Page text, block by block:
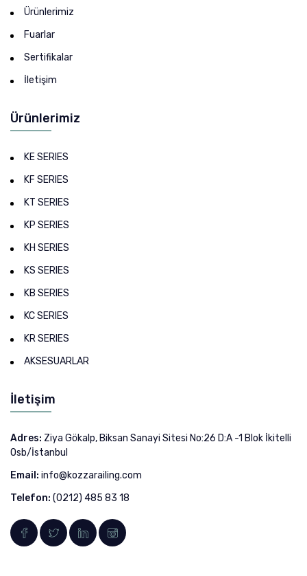
Ürünlerimiz
Fuarlar
Sertifikalar
İletişim
Ürünlerimiz
KE SERIES
KF SERIES
KT SERIES
KP SERIES
KH SERIES
KS SERIES
KB SERIES
KC SERIES
KR SERIES
AKSESUARLAR
İletişim
Adres: Ziya Gökalp, Biksan Sanayi Sitesi No:26 D:A -1 Blok İkitelli
Osb/İstanbul
Email: info@kozzarailing.com
Telefon: (0212) 485 83 18